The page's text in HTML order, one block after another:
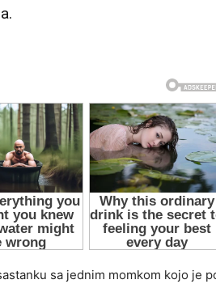
sa jednim momkom kojo je